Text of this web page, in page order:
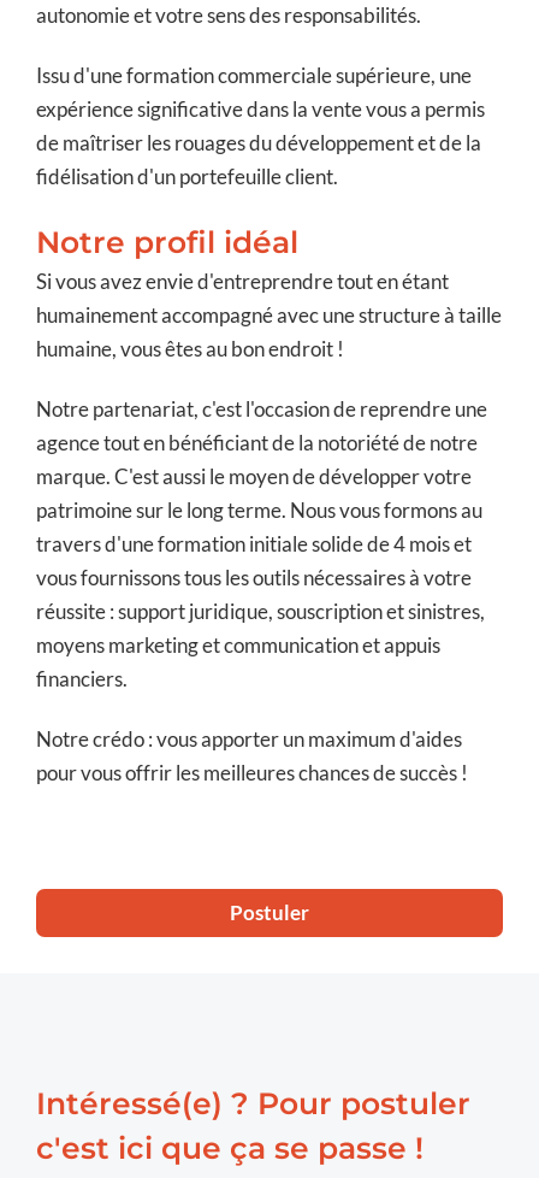
autonomie et votre sens des responsabilités.
Issu d'une formation commerciale supérieure, une
expérience significative dans la vente vous a permis
de maîtriser les rouages du développement et de la
fidélisation d'un portefeuille client.
Notre profil idéal
Si vous avez envie d'entreprendre tout en étant
humainement accompagné avec une structure à taille
humaine, vous êtes au bon endroit !
Notre partenariat, c'est l'occasion de reprendre une
agence tout en bénéficiant de la notoriété de notre
marque. C'est aussi le moyen de développer votre
patrimoine sur le long terme. Nous vous formons au
travers d'une formation initiale solide de 4 mois et
vous fournissons tous les outils nécessaires à votre
réussite : support juridique, souscription et sinistres,
moyens marketing et communication et appuis
financiers.
Notre crédo : vous apporter un maximum d'aides
pour vous offrir les meilleures chances de succès !
Postuler
Intéressé(e) ? Pour postuler
c'est ici que ça se passe !